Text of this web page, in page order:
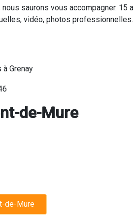
saurons vous accompagner. 15
vidéo, photos
à Grenay
de-Mure
de-Mure